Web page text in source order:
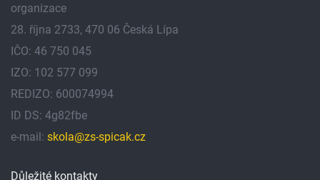
organizace
28. října 2733, 470 06 Česká Lípa
IČO: 46 750 045
IZO: 102 577 099
REDIZO: 600074994
ID DS: 4g82fbe
e-mail: skola@zs-spicak.cz
Důležité kontakty